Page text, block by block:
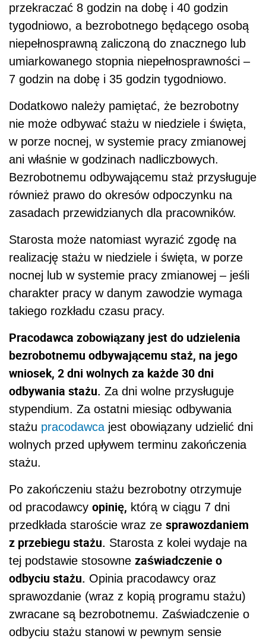
przekraczać 8 godzin na dobę i 40 godzin
tygodniowo, a bezrobotnego będącego osobą
niepełnosprawną zaliczoną do znacznego lub
umiarkowanego stopnia niepełnosprawności –
7 godzin na dobę i 35 godzin tygodniowo.
Dodatkowo należy pamiętać, że bezrobotny
nie może odbywać stażu w niedziele i święta,
w porze nocnej, w systemie pracy zmianowej
ani właśnie w godzinach nadliczbowych.
Bezrobotnemu odbywającemu staż przysługuje
również prawo do okresów odpoczynku na
zasadach przewidzianych dla pracowników.
Starosta może natomiast wyrazić zgodę na
realizację stażu w niedziele i święta, w porze
nocnej lub w systemie pracy zmianowej – jeśli
charakter pracy w danym zawodzie wymaga
takiego rozkładu czasu pracy.
Pracodawca zobowiązany jest do udzielenia
bezrobotnemu odbywającemu staż, na jego
wniosek, 2 dni wolnych za każde 30 dni
odbywania stażu. Za dni wolne przysługuje
stypendium. Za ostatni miesiąc odbywania
stażu pracodawca jest obowiązany udzielić dni
wolnych przed upływem terminu zakończenia
stażu.
Po zakończeniu stażu bezrobotny otrzymuje
od pracodawcy opinię, którą w ciągu 7 dni
przedkłada staroście wraz ze sprawozdaniem
z przebiegu stażu. Starosta z kolei wydaje na
tej podstawie stosowne zaświadczenie o
odbyciu stażu. Opinia pracodawcy oraz
sprawozdanie (wraz z kopią programu stażu)
zwracane są bezrobotnemu. Zaświadczenie o
odbyciu stażu stanowi w pewnym sensie